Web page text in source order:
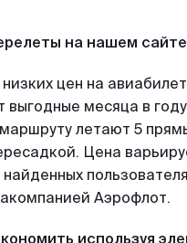
на нашем сайте
цен на
выгодные месяца в
летают 5
Цена
найденных
Аэрофлот.
используя